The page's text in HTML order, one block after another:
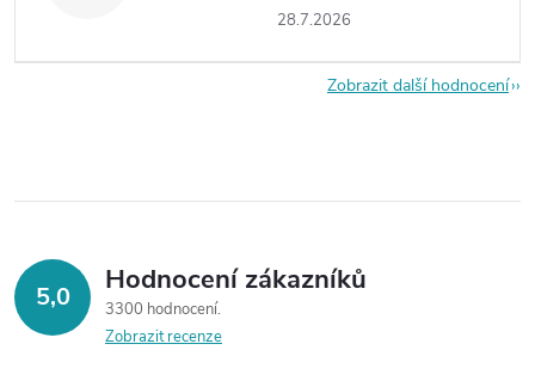
28.7.2026
Zobrazit další hodnocení
5,0 Hodnocení zákazníků
3300 hodnocení
Zobrazit recenze